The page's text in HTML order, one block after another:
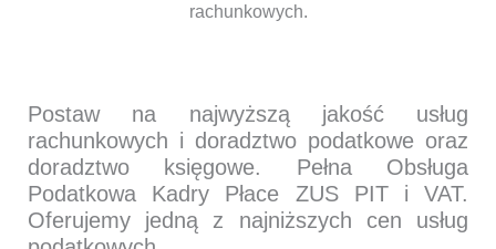
rachunkowych.
Postaw na najwyższą jakość usług
rachunkowych i doradztwo podatkowe oraz
doradztwo księgowe. Pełna Obsługa
Podatkowa Kadry Płace ZUS PIT i VAT.
Oferujemy jedną z najniższych cen usług